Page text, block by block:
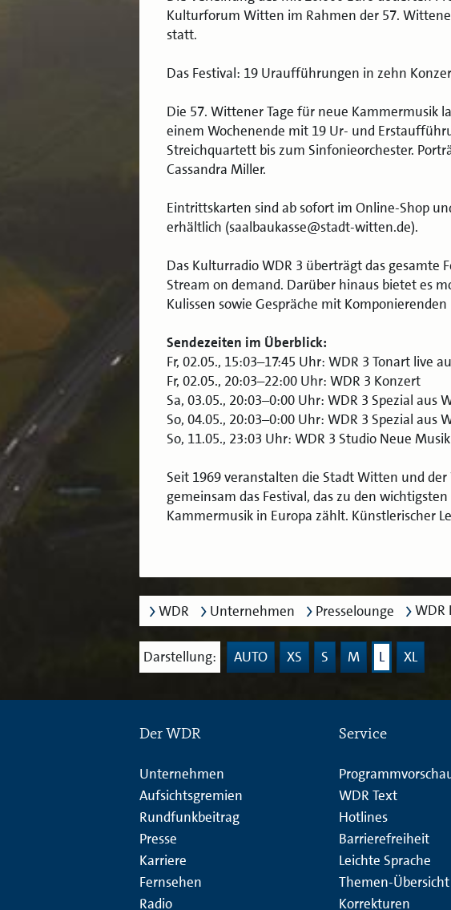
Kulturforum Witten im Rahmen der 57.
statt.
Das Festival: 19 Uraufführungen in zehn
Die 57. Wittener Tage für neue Kammermusik
einem Wochenende mit 19 Ur- und
Streichquartett bis zum Sinfonieorchester.
Cassandra Miller.
Eintrittskarten sind ab sofort im Online-Shop
erhältlich (saalbaukasse@stadt-witten.de).
Das Kulturradio WDR 3 überträgt das gesamte
Stream on demand. Darüber hinaus bietet es
Kulissen sowie Gespräche mit
Sendezeiten im Überblick:
Fr, 02.05., 15:03–17:45 Uhr: WDR 3 Tonart live
Fr, 02.05., 20:03–22:00 Uhr: WDR 3 Konzert
Sa, 03.05., 20:03–0:00 Uhr: WDR 3 Spezial aus
So, 04.05., 20:03–0:00 Uhr: WDR 3 Spezial aus
So, 11.05., 23:03 Uhr: WDR 3 Studio Neue Musik
Seit 1969 veranstalten die Stadt Witten und
gemeinsam das Festival, das zu den
Kammermusik in Europa zählt. Künstlerischer
WDR Unternehmen Presselounge WDR
Darstellung: AUTO XS S M L XL
Der WDR
Unternehmen
Aufsichtsgremien
Rundfunkbeitrag
Presse
Karriere
Fernsehen
Radio
Service
WDR Text
Hotlines
Barrierefreiheit
Leichte Sprache
Themen-Übersicht
Korrekturen